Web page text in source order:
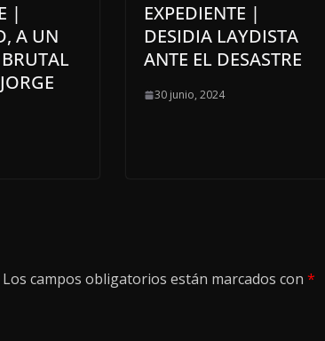
|
A UN
EXPEDIENTE |
DESIDIA LAYDISTA
ANTE EL DESASTRE
30 junio, 2024
Los campos obligatorios están marcados con *